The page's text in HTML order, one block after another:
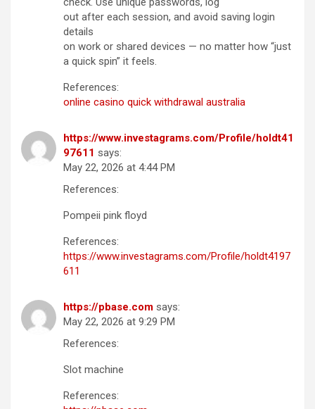
out after each session, and avoid saving login
details
on work or shared devices — no matter how “just
a quick spin” it feels.
References:
online casino quick withdrawal australia
https://www.investagrams.com/Profile/holdt41
97611 says:
May 22, 2026 at 4:44 PM
References:
Pompeii pink floyd
References:
https://www.investagrams.com/Profile/holdt4197
611
https://pbase.com says:
May 22, 2026 at 9:29 PM
References:
Slot machine
References: